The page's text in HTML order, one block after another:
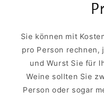
Sie können mit
pro Person rechnen,
und Wurst Sie für
Weine sollten Sie
Person oder sogar